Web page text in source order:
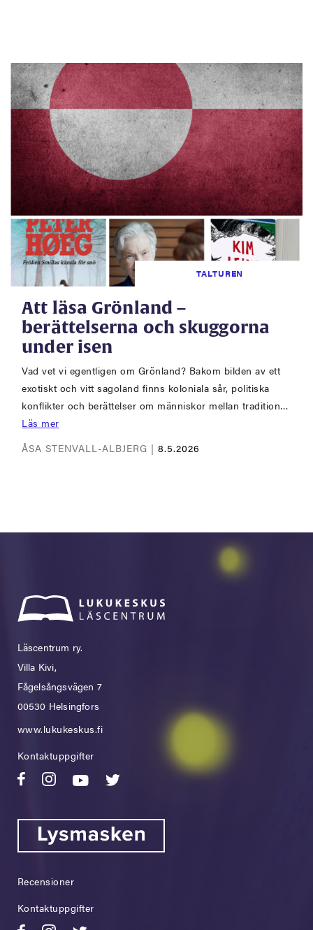
TALTUREN
Att läsa Grönland –
berättelserna och skuggorna
under isen
Vad vet vi egentligen om Grönland? Bakom bilden av ett
exotiskt och vitt sagoland finns koloniala sår, politiska
konflikter och berättelser om människor mellan tradition…
Läs mer
ÅSA STENVALL-ALBJERG |8.5.2026
Läscentrum ry.
Villa Kivi,
Fågelsångsvägen 7
00530 Helsingfors
www.lukukeskus.fi
Kontaktuppgifter
Recensioner
Kontaktuppgifter